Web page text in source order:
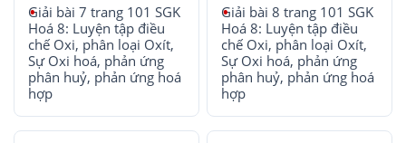
Giải bài 7 trang 101 SGK
Hoá 8: Luyện tập điều
chế Oxi, phân loại Oxít,
Sự Oxi hoá, phản ứng
phân huỷ, phản ứng hoá
hợp
Giải bài 8 trang 101 SGK
Hoá 8: Luyện tập điều
chế Oxi, phân loại Oxít,
Sự Oxi hoá, phản ứng
phân huỷ, phản ứng hoá
hợp